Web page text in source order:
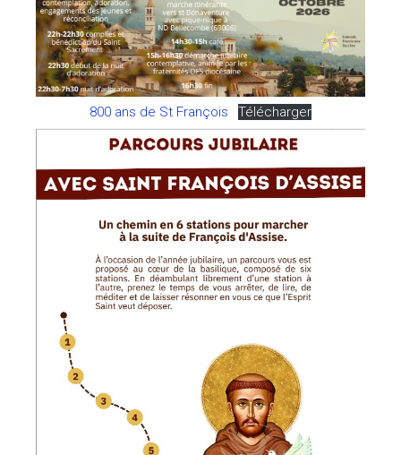
800 ans de St François Télécharger